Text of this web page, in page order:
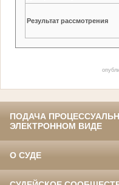
Результат рассмотрения
ПОДАЧА
ЭЛЕКТРОННОМ ВИДЕ
О СУДЕ